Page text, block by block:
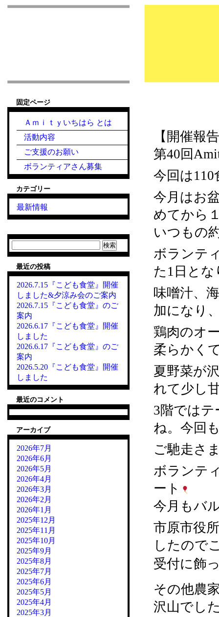
【開催報
第40回
今回は
今月はお
めてから
いつもの
ボランテ
た1日と
味噌汁、
加になり
鶏肉のオ
柔らかく
夏野菜が
れて少し
3階では
ね。今回
ご馳走さ
ボランテ
ート
今月もバ
市原市役
したので
受付に飾
その他農
沢山でし
固定ページ
Ａｍｉｔｙいちはら とは
活動内容
ご支援のお願い
ボランティアさん募集
カテゴリー
最新情報
索:
最近の投稿
2026.7.15『こども食堂』開催
しました&夕涼み会のご案内
2026.7.15『こども食堂』のご
案内
2026.6.17『こども食堂』開催
しました
2026.6.17『こども食堂』のご
案内
2026.5.20『こども食堂』開催
しました
最近のコメント
アーカイブ
2026年7月
2026年6月
2026年5月
2026年4月
2026年3月
2026年2月
2026年1月
2025年12月
2025年11月
2025年10月
2025年9月
2025年8月
2025年7月
2025年6月
2025年5月
2025年4月
2025年3月